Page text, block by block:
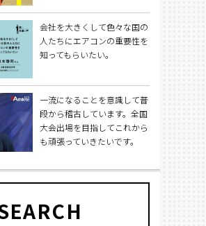
会社を大きくして色々な国の
人たちにエアコンの重要性を
知ってもらいたい。
一流になることを意識して普
段から稽古しています。全国
大会出場を目指してこれから
も頑張っていきたいです。